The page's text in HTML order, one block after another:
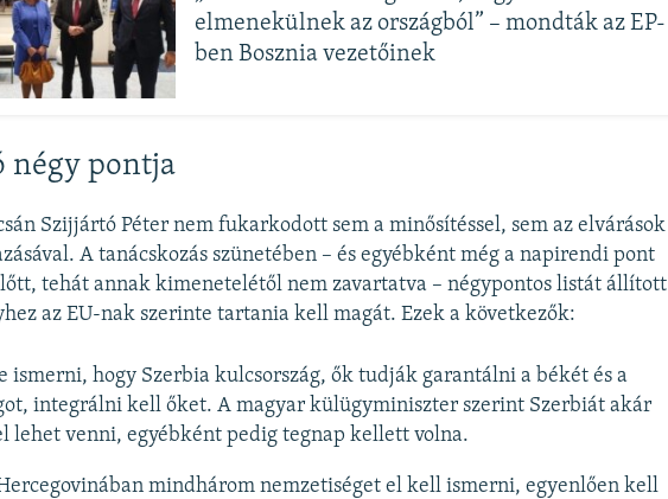
elmenekülnek az országból” – mondták az EP-
ben Bosznia vezetőinek
négy pontja
Szijjártó Péter nem fukarkodott sem a minősítéssel, sem az elvárások
A tanácskozás szünetében – és egyébként még a napirendi pont
tehát annak kimenetelétől nem zavartatva – négypontos listát állított
az EU-nak szerinte tartania kell magát. Ezek a következők:
ismerni, hogy Szerbia kulcsország, ők tudják garantálni a békét és a
integrálni kell őket. A magyar külügyminiszter szerint Szerbiát akár
lehet venni, egyébként pedig tegnap kellett volna.
mindhárom nemzetiséget el kell ismerni, egyenlően kell